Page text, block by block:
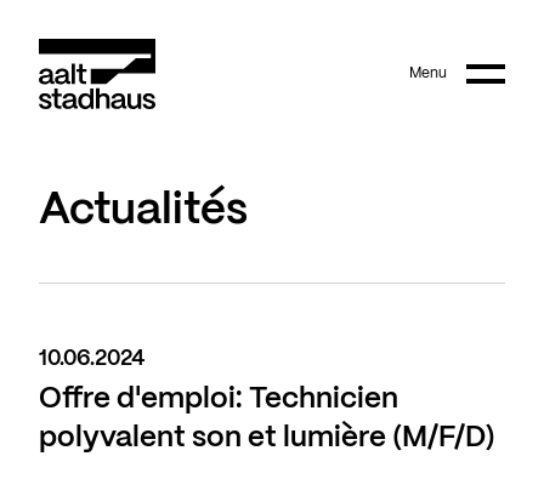
Main content Menu
Actualités
10.06.2024
Offre d'emploi: Technicien
polyvalent son et lumière (M/F/D)